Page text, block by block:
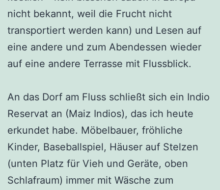
nicht bekannt, weil die Frucht nicht
transportiert werden kann) und Lesen auf
eine andere und zum Abendessen wieder
auf eine andere Terrasse mit Flussblick.
An das Dorf am Fluss schließt sich ein Indio
Reservat an (Maiz Indios), das ich heute
erkundet habe. Möbelbauer, fröhliche
Kinder, Baseballspiel, Häuser auf Stelzen
(unten Platz für Vieh und Geräte, oben
Schlafraum) immer mit Wäsche zum